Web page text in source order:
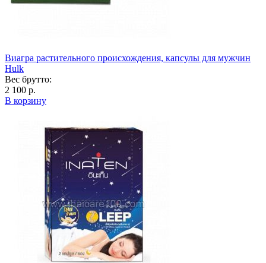
Виагра растительного происхождения, капсулы для мужчин
Hulk
Вес брутто:
2 100 р.
В корзину